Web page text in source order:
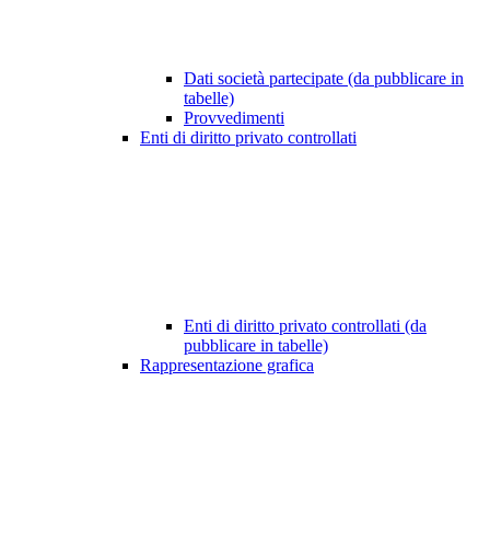
Dati società partecipate (da pubblicare in
tabelle)
Provvedimenti
Enti di diritto privato controllati
Enti di diritto privato controllati (da
pubblicare in tabelle)
Rappresentazione grafica